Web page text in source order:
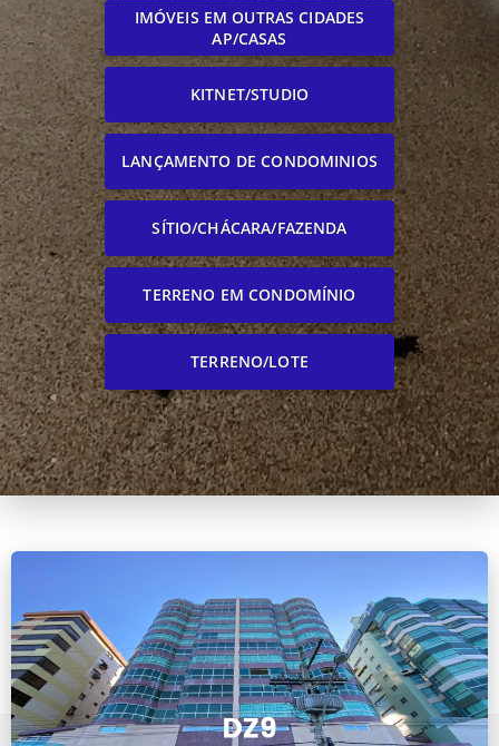
IMÓVEIS EM OUTRAS CIDADES
AP/CASAS
KITNET/STUDIO
LANÇAMENTO DE CONDOMINIOS
SÍTIO/CHÁCARA/FAZENDA
TERRENO EM CONDOMÍNIO
TERRENO/LOTE